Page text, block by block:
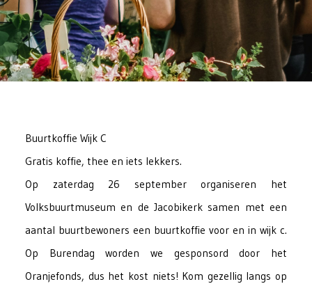
Buurtkoffie Wijk C
Gratis koffie, thee en iets lekkers.
Op zaterdag 26 september organiseren het
Volksbuurtmuseum en de Jacobikerk samen met een
aantal buurtbewoners een buurtkoffie voor en in wijk c.
Op Burendag worden we gesponsord door het
Oranjefonds, dus het kost niets! Kom gezellig langs op